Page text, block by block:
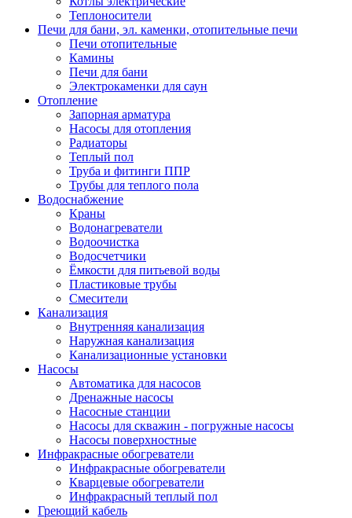
Теплоносители
Печи для бани, эл. каменки, отопительные печи
Печи отопительные
Камины
Печи для бани
Электрокаменки для саун
Отопление
Запорная арматура
Насосы для отопления
Радиаторы
Теплый пол
Труба и фитинги ППР
Трубы для теплого пола
Водоснабжение
Краны
Водонагреватели
Водоочистка
Водосчетчики
Ёмкости для питьевой воды
Пластиковые трубы
Смесители
Канализация
Внутренняя канализация
Наружная канализация
Канализационные установки
Насосы
Автоматика для насосов
Дренажные насосы
Насосные станции
Насосы для скважин - погружные насосы
Насосы поверхностные
Инфракрасные обогреватели
Инфракрасные обогреватели
Кварцевые обогреватели
Инфракрасный теплый пол
Греющий кабель